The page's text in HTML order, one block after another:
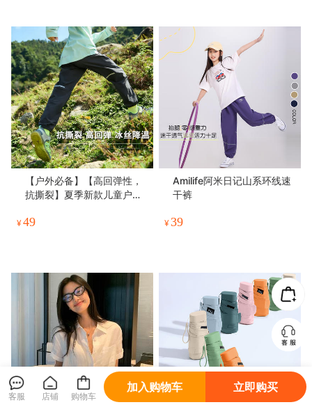
【户外必备】【高回弹性，
抗撕裂】夏季新款儿童户外
裤束脚裤
¥49
Amilife阿米日记山系环线速
干裤
¥39
客服 店铺 购物车
加入购物车 立即购买